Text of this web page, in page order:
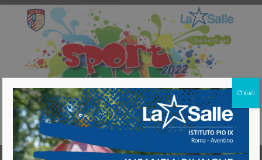
Page1/1 Zoom100%
Chiudi